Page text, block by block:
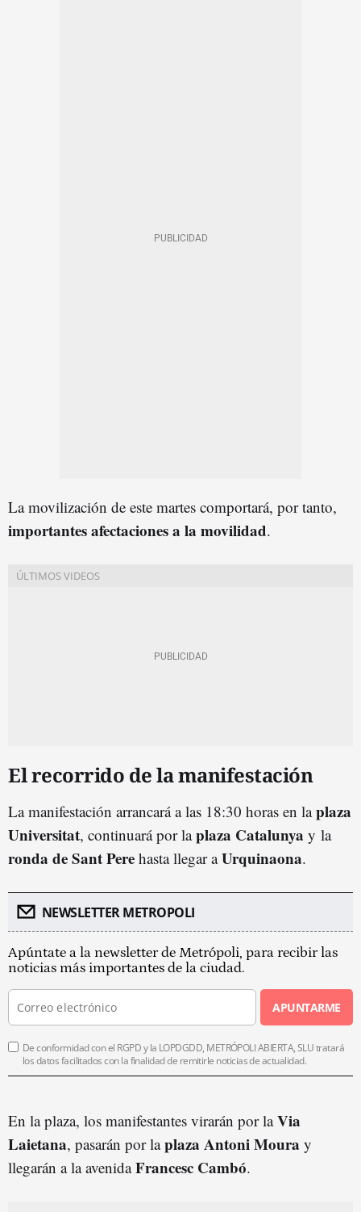
La movilización de este martes comportará, por tanto,
importantes afectaciones a la movilidad.
El recorrido de la manifestación
La manifestación arrancará a las 18:30 horas en laplaza
Universitat, continuará por laplaza Catalunya y la
ronda de Sant Pere hasta llegar aUrquinaona.
NEWSLETTER METROPOLI
Apúntate a la newsletter de Metrópoli, para recibir las
noticias más importantes de la ciudad.
APUNTARME
De conformidad con el RGPD y la LOPDGDD, METRÓPOLI ABIERTA, SLU tratará
los datos facilitados con la finalidad de remitirle noticias de actualidad.
En la plaza, los manifestantes virarán por laVia
Laietana, pasarán por laplaza Antoni Moura y
llegarán a la avenidaFrancesc Cambó.